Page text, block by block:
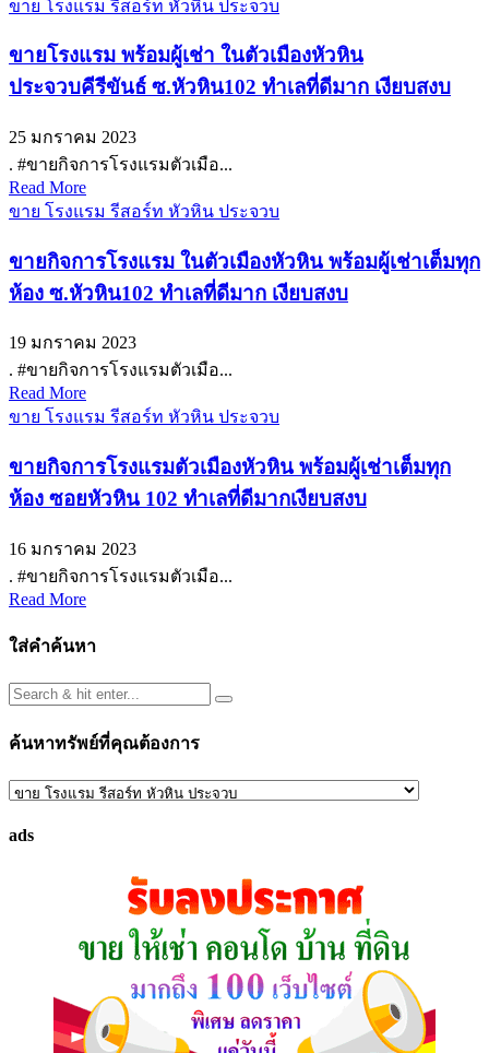
ขาย โรงแรม รีสอร์ท หัวหิน ประจวบ
ขายโรงแรม พร้อมผู้เช่า ในตัวเมืองหัวหิน
ประจวบคีรีขันธ์ ซ.หัวหิน102 ทำเลที่ดีมาก เงียบสงบ
25 มกราคม 2023
. #ขายกิจการโรงแรมตัวเมือ...
Read More
ขาย โรงแรม รีสอร์ท หัวหิน ประจวบ
ขายกิจการโรงแรม ในตัวเมืองหัวหิน พร้อมผู้เช่าเต็มทุก
ห้อง ซ.หัวหิน102 ทำเลที่ดีมาก เงียบสงบ
19 มกราคม 2023
. #ขายกิจการโรงแรมตัวเมือ...
Read More
ขาย โรงแรม รีสอร์ท หัวหิน ประจวบ
ขายกิจการโรงแรมตัวเมืองหัวหิน พร้อมผู้เช่าเต็มทุก
ห้อง ซอยหัวหิน 102 ทำเลที่ดีมากเงียบสงบ
16 มกราคม 2023
. #ขายกิจการโรงแรมตัวเมือ...
Read More
ใส่คำค้นหา
ค้นหาทรัพย์ที่คุณต้องการ
ค้นหา
ที่
ads